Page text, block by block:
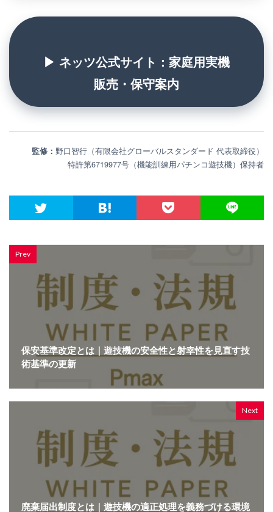
▶ ネッツ公式サイト：家庭用実機
販売・保守案内
監修： 野口智行（有限会社グローバルスタンダード 代表取締役）
特許第6719977号（機能訓練用パチンコ遊技機）保持者
Prev
保安基準改定とは｜遊技機の安全性と射幸性を見直す技
術基準の更新
Next
廃棄届出制度とは｜遊技機の適正処理を義務づける環境